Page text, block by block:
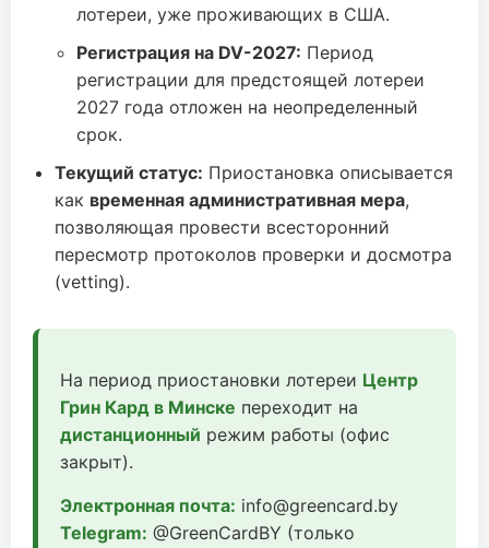
лотереи, уже проживающих в США.
Регистрация на DV-2027: Период
регистрации для предстоящей лотереи
2027 года отложен на неопределенный
срок.
Текущий статус: Приостановка описывается
как временная административная мера,
позволяющая провести всесторонний
пересмотр протоколов проверки и досмотра
(vetting).
На период приостановки лотереи Центр
Грин Кард в Минске переходит на
дистанционный режим работы (офис
закрыт).
Электронная почта: info@greencard.by
Telegram: @GreenCardBY (только